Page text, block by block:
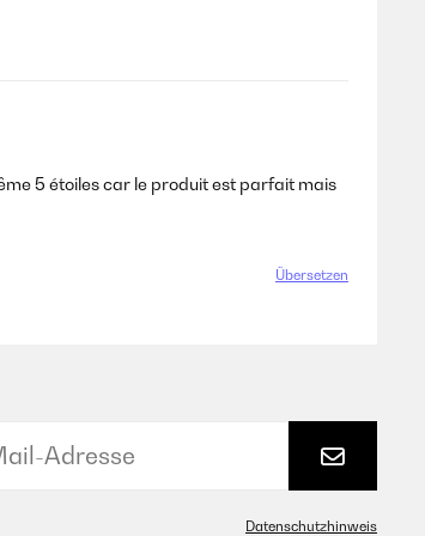
5 étoiles car le produit est parfait mais
Übersetzen
Datenschutzhinweis